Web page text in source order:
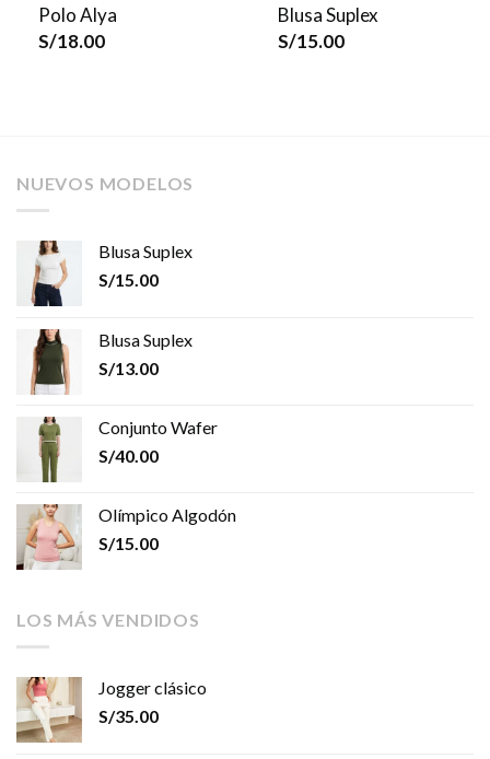
Polo Alya
S/18.00
Blusa Suplex
S/15.00
NUEVOS MODELOS
Blusa Suplex
S/15.00
Blusa Suplex
S/13.00
Conjunto Wafer
S/40.00
Olímpico Algodón
S/15.00
LOS MÁS VENDIDOS
Jogger clásico
S/35.00